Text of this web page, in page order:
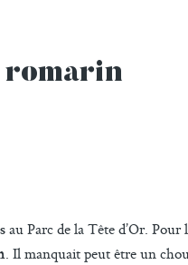
romarin
au Parc de la Tête d’Or. Pour
. Il manquait peut être un